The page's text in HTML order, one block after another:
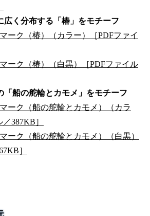
広く分布する「椿」をモチーフ
ーク（椿）（カラー）［PDFファイ
ーク（椿）（白黒）［PDFファイル
「船の舵輪とカモメ」をモチーフ
ーク（船の舵輪とカモメ）（カラ
387KB］
ーク（船の舵輪とカモメ）（白黒）
］